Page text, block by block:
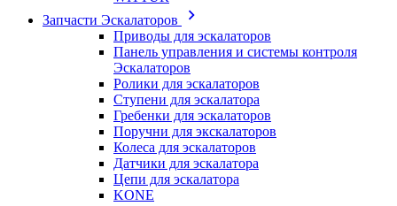
Запчасти Эскалаторов
Приводы для эскалаторов
Панель управления и системы контроля
Эскалаторов
Ролики для эскалаторов
Ступени для эскалатора
Гребенки для эскалаторов
Поручни для экскалаторов
Колеса для эскалаторов
Датчики для эскалатора
Цепи для эскалатора
KONE